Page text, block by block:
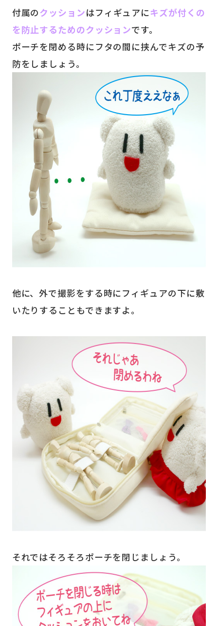
付属のクッションはフィギュアにキズが付くの
を防止するためのクッションです。
ポーチを閉める時にフタの間に挟んでキズの予
防をしましょう。
他に、外で撮影をする時にフィギュアの下に敷
いたりすることもできますよ。
それではそろそろポーチを閉じましょう。